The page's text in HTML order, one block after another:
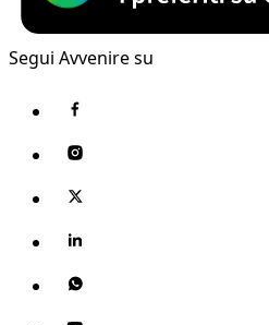
Segui Avvenire su